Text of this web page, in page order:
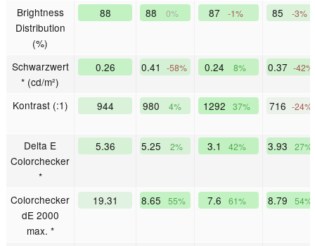
Brightness
Distribution
(%)
88 88 0% 87 -1% 85 -3%
Schwarzwert
* (cd/m²)
0.26 0.41 -58% 0.24 8% 0.37 -42%
Kontrast (:1) 944 980 4% 1292 37% 716 -24%
Delta E
Colorchecker
*
5.36 5.25 2% 3.1 42% 3.93 27%
Colorchecker
dE 2000
max. *
19.31 8.65 55% 7.6 61% 8.79 54%